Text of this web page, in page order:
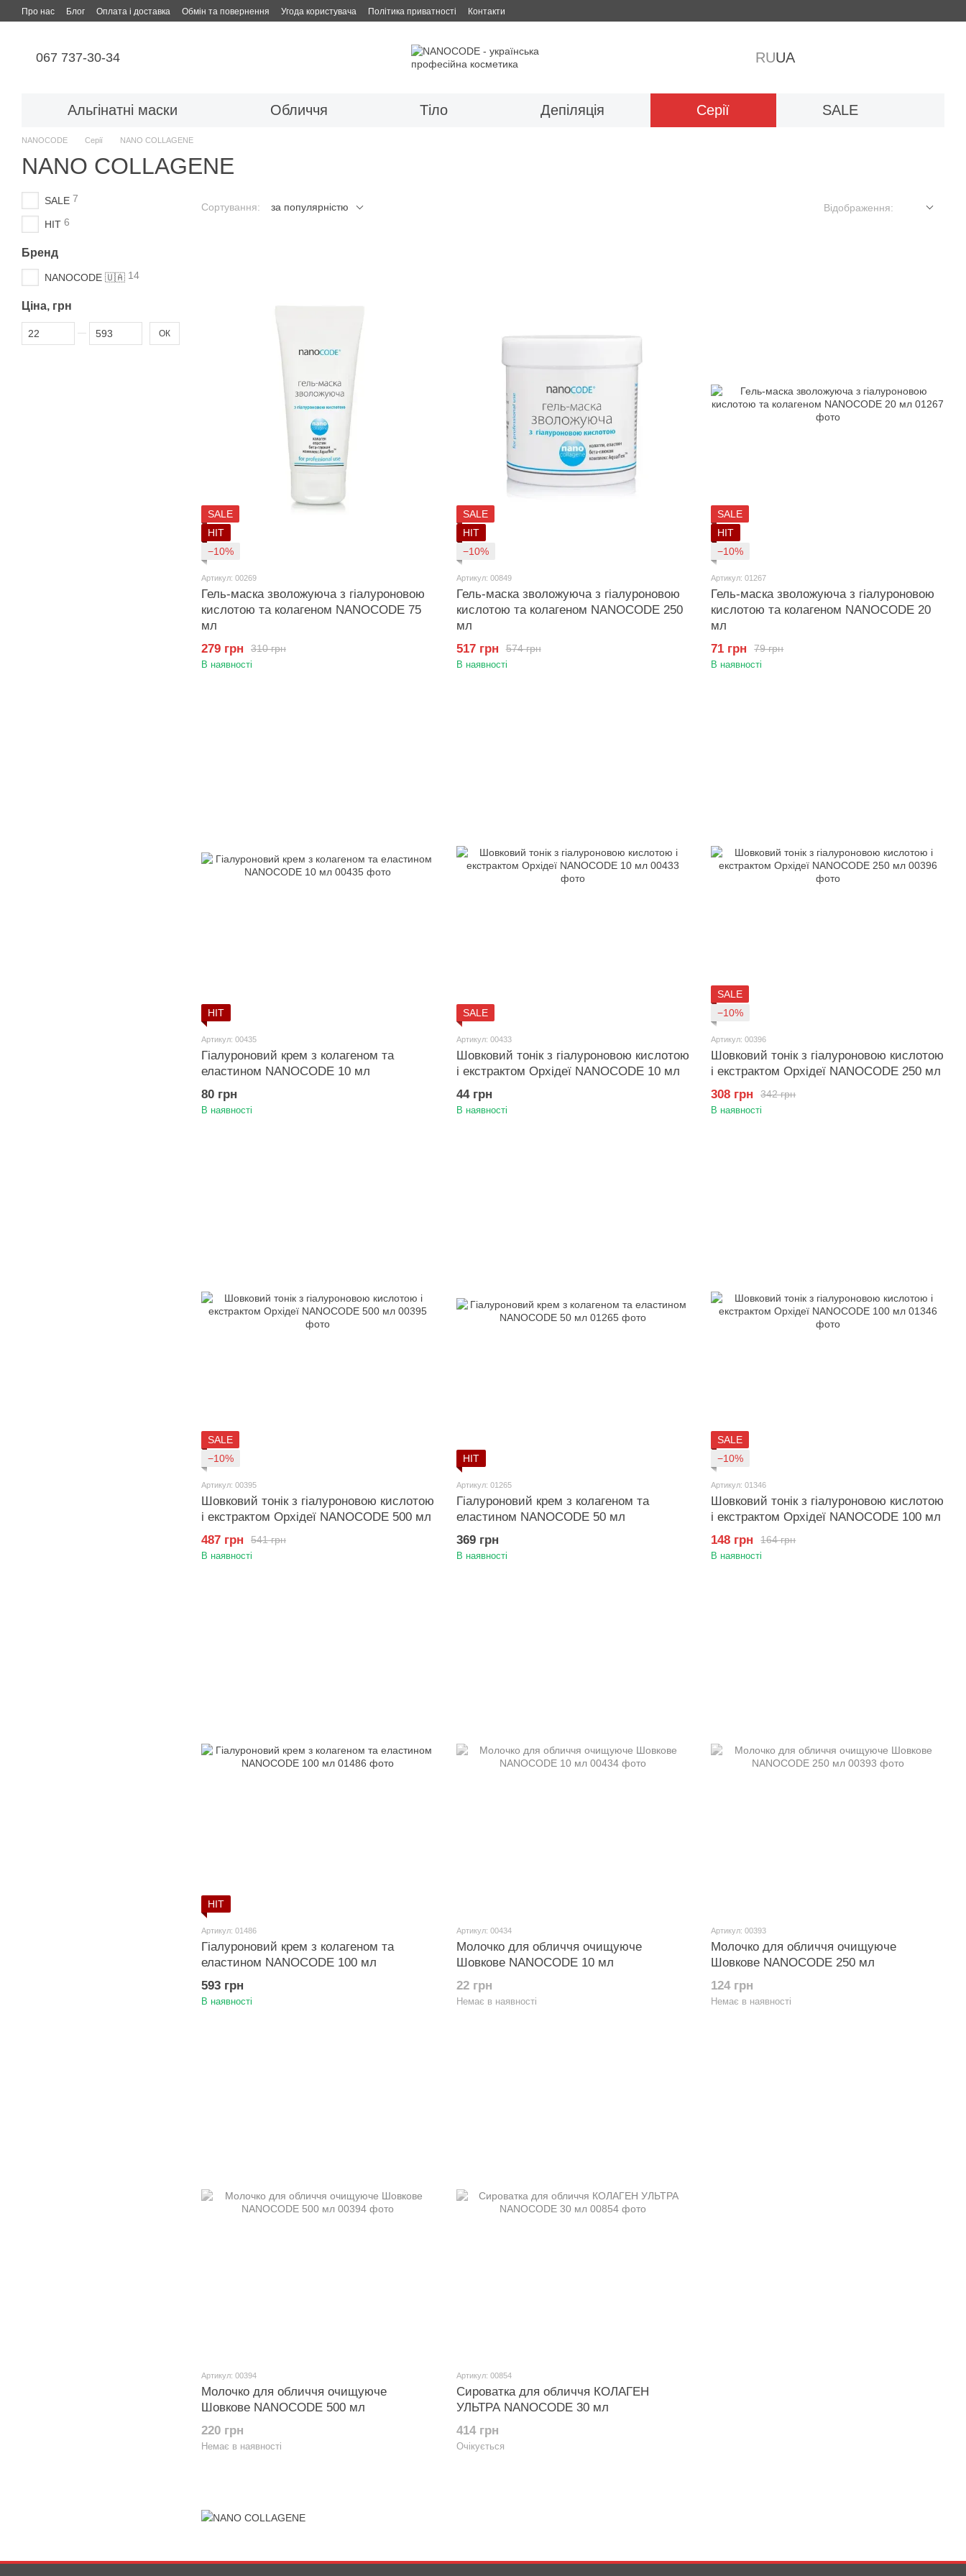
Перейти до основного контенту
Про нас Блог Оплата і доставка Обмін та повернення Угода користувача Політика приватності Контакти
067 737-30-34 RUUA
Альгінатні маски Обличчя Тіло Депіляція Серії SALE
NANOCODE Серії NANO COLLAGENE
NANO COLLAGENE
Сортування: за популярністю Відображення:
SALE
HIT
−10%
Артикул: 00269
Гель-маска зволожуюча з гіалуроновою
кислотою та колагеном NANOCODE 75
мл
310 грн
279 грн
В наявності
SALE
HIT
−10%
Артикул: 00849
Гель-маска зволожуюча з гіалуроновою
кислотою та колагеном NANOCODE 250
мл
574 грн
517 грн
В наявності
SALE
HIT
−10%
Артикул: 01267
Гель-маска зволожуюча з гіалуроновою
кислотою та колагеном NANOCODE 20
мл
79 грн
71 грн
В наявності
HIT
Артикул: 00435
Гіалуроновий крем з колагеном та
еластином NANOCODE 10 мл
80 грн
В наявності
SALE
Артикул: 00433
Шовковий тонік з гіалуроновою кислотою
і екстрактом Орхідеї NANOCODE 10 мл
44 грн
В наявності
SALE
−10%
Артикул: 00396
Шовковий тонік з гіалуроновою кислотою
і екстрактом Орхідеї NANOCODE 250 мл
342 грн
308 грн
В наявності
SALE
−10%
Артикул: 00395
Шовковий тонік з гіалуроновою кислотою
і екстрактом Орхідеї NANOCODE 500 мл
541 грн
487 грн
В наявності
HIT
Артикул: 01265
Гіалуроновий крем з колагеном та
еластином NANOCODE 50 мл
369 грн
В наявності
SALE
−10%
Артикул: 01346
Шовковий тонік з гіалуроновою кислотою
і екстрактом Орхідеї NANOCODE 100 мл
164 грн
148 грн
В наявності
HIT
Артикул: 01486
Гіалуроновий крем з колагеном та
еластином NANOCODE 100 мл
593 грн
В наявності
Артикул: 00434
Молочко для обличчя очищуюче
Шовкове NANOCODE 10 мл
22 грн
Немає в наявності
Артикул: 00393
Молочко для обличчя очищуюче
Шовкове NANOCODE 250 мл
124 грн
Немає в наявності
Артикул: 00394
Молочко для обличчя очищуюче
Шовкове NANOCODE 500 мл
220 грн
Немає в наявності
Артикул: 00854
Сироватка для обличчя КОЛАГЕН
УЛЬТРА NANOCODE 30 мл
414 грн
Очікується
SALE 7
HIT 6
Бренд
NANOCODE 🇺🇦 14
Ціна, грн
Від Ціна, грн
До Ціна, грн ОК